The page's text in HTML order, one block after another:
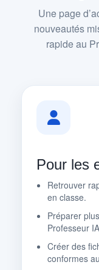
Une page
nouveautés
rapide au
Pour les
Retrouver
en classe.
Préparer
Professeur
Créer des
conformes